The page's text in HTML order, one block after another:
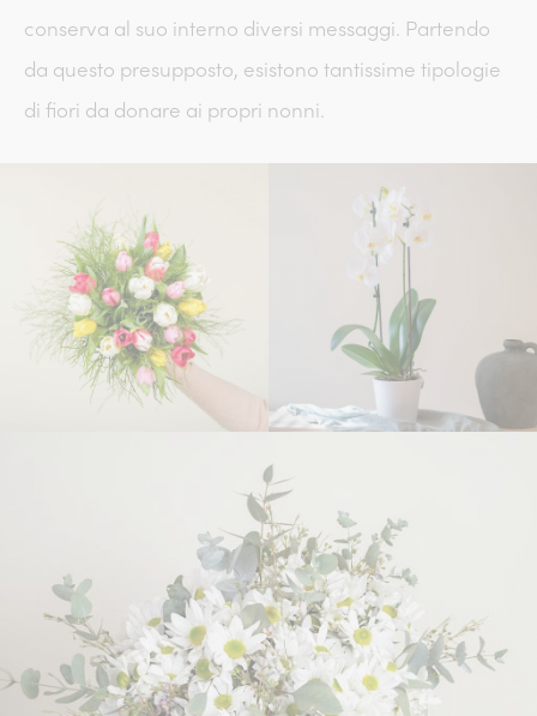
conserva al suo interno diversi messaggi. Partendo
da questo presupposto, esistono tantissime tipologie
di fiori da donare ai propri nonni.